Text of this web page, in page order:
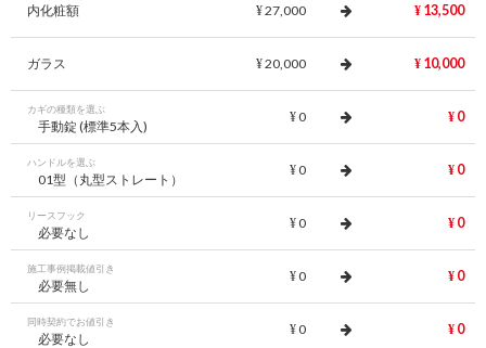
内化粧額 ¥27,000 ¥ 13,500
ガラス ¥20,000 ¥ 10,000
カギの種類を選ぶ
手動錠 (標準5本入)
¥0 ¥ 0
ハンドルを選ぶ
01型（丸型ストレート）
¥0 ¥ 0
リースフック
必要なし
¥0 ¥ 0
施工事例掲載値引き
必要無し
¥0 ¥ 0
同時契約でお値引き
必要なし
¥0 ¥ 0